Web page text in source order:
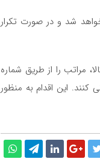
شد و در صورت تکرار
مراتب را از طریق شماره
اقتصادی یا تلفن‌های 55230025 و 55230026 اطلاع‌رسانی کنند. این اقدام به منظور